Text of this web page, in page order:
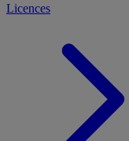
Licences